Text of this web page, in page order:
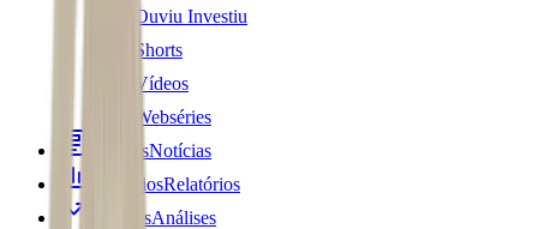
Ouviu Investiu
Shorts
Vídeos
Webséries
NotíciasNotícias
RelatóriosRelatórios
AnálisesAnálises